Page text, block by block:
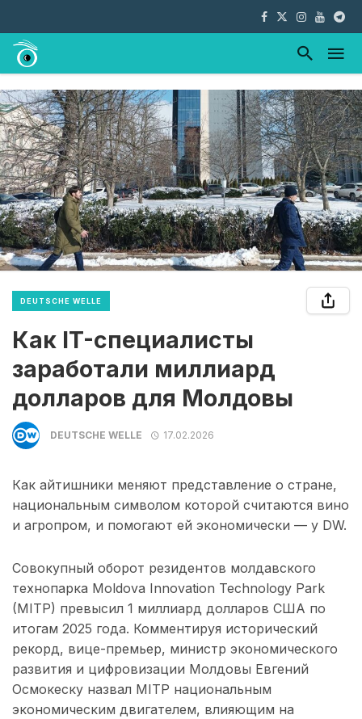
DEUTSCHE WELLE
Как IT-специалисты
заработали миллиард
долларов для Молдовы
DEUTSCHE WELLE 17.02.2026
Как айтишники меняют представление о стране,
национальным символом которой считаются вино
и агропром, и помогают ей экономически — у DW.
Совокупный оборот резидентов молдавского
технопарка Moldova Innovation Technology Park
(MITP) превысил 1 миллиард долларов США по
итогам 2025 года. Комментируя исторический
рекорд, вице-премьер, министр экономического
развития и цифровизации Молдовы Евгений
Осмокеску назвал MITP национальным
экономическим двигателем, влияющим на